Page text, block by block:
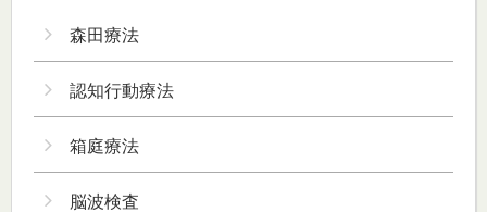
森田療法
認知行動療法
箱庭療法
脳波検査